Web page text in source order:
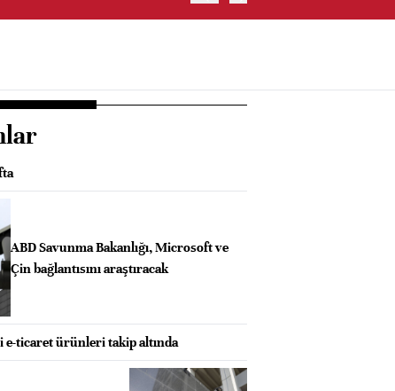
ABD Savunma Bakanlığı, Microsoft ve
Çin bağlantısını araştıracak
e-ticaret ürünleri takip altında